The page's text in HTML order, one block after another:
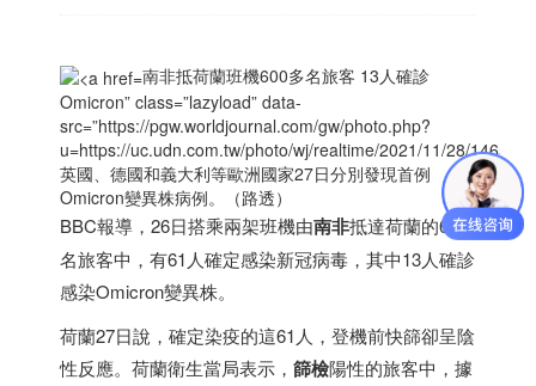
南非抵荷蘭班機600多名旅客 13人確診
Omicron” class=”lazyload” data-
src=”https://pgw.worldjournal.com/gw/photo.php?
u=https://uc.udn.com.tw/photo/wj/realtime/2021/11/28/
英國、德國和義大利等歐洲國家27日分別發現首例
Omicron變異株病例。（路透）
BBC報導，26日搭乘兩架班機由南非抵達荷蘭的624
名旅客中，有61人確定感染新冠病毒，其中13人確診
感染Omicron變異株。
荷蘭27日說，確定染疫的這61人，登機前快篩卻呈陰
性反應。荷蘭衛生當局表示， 篩檢陽性的旅客中，據